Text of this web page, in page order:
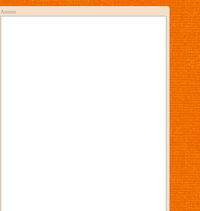
Annons